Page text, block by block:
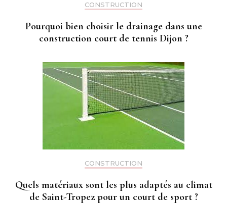
CONSTRUCTION
Pourquoi bien choisir le drainage dans une
construction court de tennis Dijon ?
CONSTRUCTION
Quels matériaux sont les plus adaptés au climat
de Saint-Tropez pour un court de sport ?